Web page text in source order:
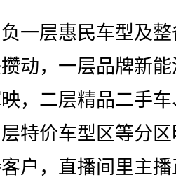
层惠民车型及整
动，一层品牌新
，二层精品二手
特价车型区等分
户，直播间里主